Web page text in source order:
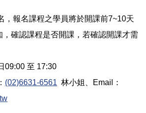
，報名課程之學員將於開課前7~10天
，確認課程是否開課，若確認開課才需
09:00 至 17:30
(02)6631-6561 林小姐
、Email：